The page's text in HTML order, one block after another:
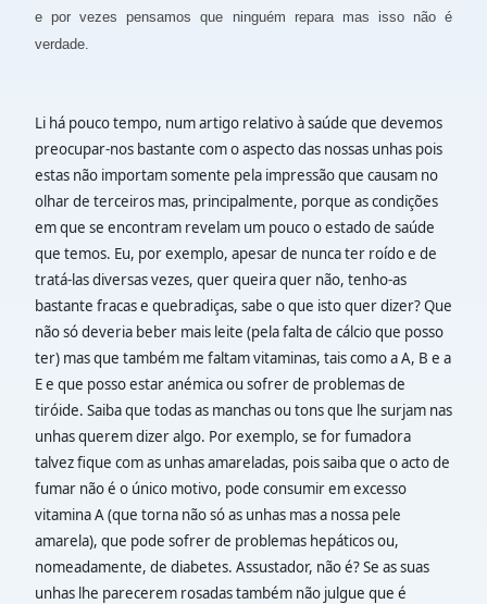
e por vezes pensamos que ninguém repara mas isso não é
verdade.
Li há pouco tempo, num artigo relativo à saúde que devemos
preocupar-nos bastante com o aspecto das nossas unhas pois
estas não importam somente pela impressão que causam no
olhar de terceiros mas, principalmente, porque as condições
em que se encontram revelam um pouco o estado de saúde
que temos. Eu, por exemplo, apesar de nunca ter roído e de
tratá-las diversas vezes, quer queira quer não, tenho-as
bastante fracas e quebradiças, sabe o que isto quer dizer? Que
não só deveria beber mais leite (pela falta de cálcio que posso
ter) mas que também me faltam vitaminas, tais como a A, B e a
E e que posso estar anémica ou sofrer de problemas de
tiróide. Saiba que todas as manchas ou tons que lhe surjam nas
unhas querem dizer algo. Por exemplo, se for fumadora
talvez fique com as unhas amareladas, pois saiba que o acto de
fumar não é o único motivo, pode consumir em excesso
vitamina A (que torna não só as unhas mas a nossa pele
amarela), que pode sofrer de problemas hepáticos ou,
nomeadamente, de diabetes. Assustador, não é? Se as suas
unhas lhe parecerem rosadas também não julgue que é